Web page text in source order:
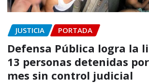
JUSTICIA PORTADA
Defensa Pública logra la
13 personas detenidas
mes sin control judicial